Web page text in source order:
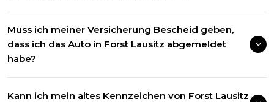
Muss ich meiner Versicherung Bescheid geben,
dass ich das Auto in Forst Lausitz abgemeldet
habe?
Kann ich mein altes Kennzeichen von Forst Lausitz